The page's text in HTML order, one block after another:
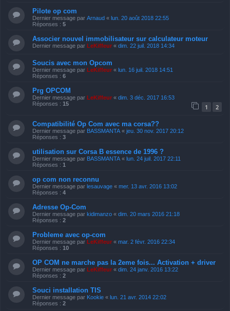
Pilote op com
Dernier message par Arnaud « lun. 20 août 2018 22:55
Réponses : 5
Associer nouvel immobilisateur sur calculateur moteur
Dernier message par LeKiffeur « dim. 22 juil. 2018 14:34
Soucis avec mon Opcom
Dernier message par LeKiffeur « lun. 16 juil. 2018 14:51
Réponses : 6
Prg OPCOM
Dernier message par LeKiffeur « dim. 3 déc. 2017 16:53
Réponses : 15 1 2
Compatibilité Op Com avec ma corsa??
Dernier message par BASSMANTA « jeu. 30 nov. 2017 20:12
Réponses : 3
utilisation sur Corsa B essence de 1996 ?
Dernier message par BASSMANTA « lun. 24 juil. 2017 22:11
Réponses : 1
op com non reconnu
Dernier message par lesauvage « mer. 13 avr. 2016 13:02
Réponses : 4
Adresse Op-Com
Dernier message par kidimanzo « dim. 20 mars 2016 21:18
Réponses : 2
Probleme avec op-com
Dernier message par LeKiffeur « mar. 2 févr. 2016 22:34
Réponses : 10
OP COM ne marche pas la 2eme fois... Activation + driver
Dernier message par LeKiffeur « dim. 24 janv. 2016 13:22
Réponses : 2
Souci installation TIS
Dernier message par Kookie « lun. 21 avr. 2014 22:02
Réponses : 2